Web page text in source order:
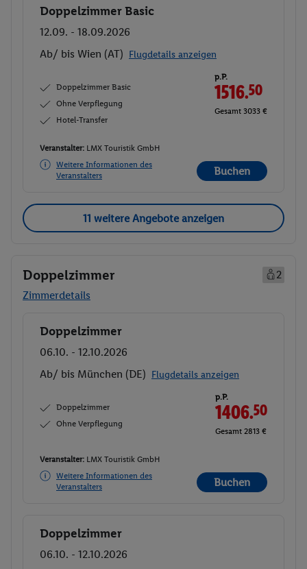
Buchen
Doppelzimmer Basic
12.09. - 18.09.2026
Ab/ bis Wien (AT) Flugdetails anzeigen
Doppelzimmer Basic
Ohne Verpflegung
Hotel-Transfer
p.P.
1516.50
Gesamt 3033 €
Veranstalter: LMX Touristik GmbH
Weitere Informationen des
Veranstalters
Buchen
11 weitere Angebote anzeigen
Doppelzimmer
2
Zimmerdetails
Buchen
Doppelzimmer
06.10. - 12.10.2026
Ab/ bis München (DE) Flugdetails anzeigen
Doppelzimmer
Ohne Verpflegung
p.P.
1406.50
Gesamt 2813 €
Veranstalter: LMX Touristik GmbH
Weitere Informationen des
Veranstalters
Buchen
Buchen
Doppelzimmer
06.10. - 12.10.2026